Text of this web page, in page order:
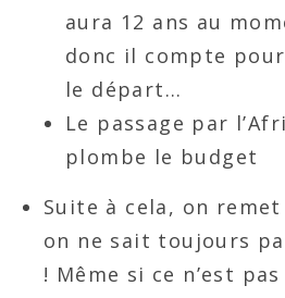
aura 12 ans au
donc il compte
le départ…
Le passage par
plombe le budget
Suite à cela, on
on ne sait toujours
! Même si ce n’est